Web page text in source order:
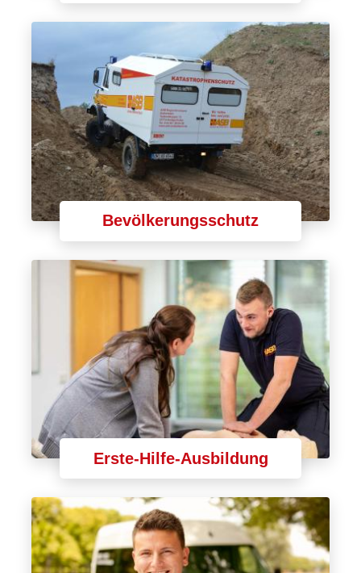
Bevölkerungsschutz
Erste-Hilfe-Ausbildung